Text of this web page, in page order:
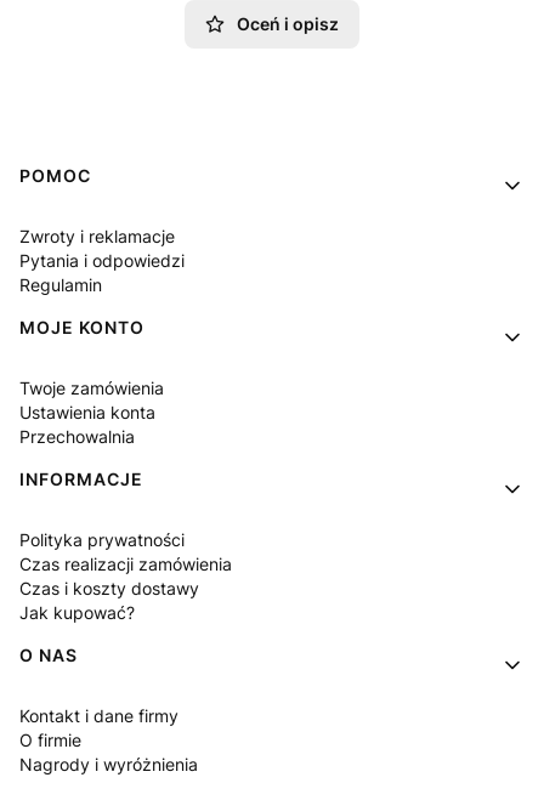
Oceń i opisz
Linki w stopce
POMOC
Zwroty i reklamacje
Pytania i odpowiedzi
Regulamin
MOJE KONTO
Twoje zamówienia
Ustawienia konta
Przechowalnia
INFORMACJE
Polityka prywatności
Czas realizacji zamówienia
Czas i koszty dostawy
Jak kupować?
O NAS
Kontakt i dane firmy
O firmie
Nagrody i wyróżnienia